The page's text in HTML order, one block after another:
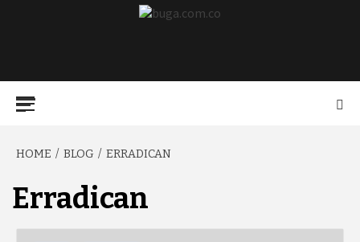
HOME BLOG ERRADICAN
Erradican